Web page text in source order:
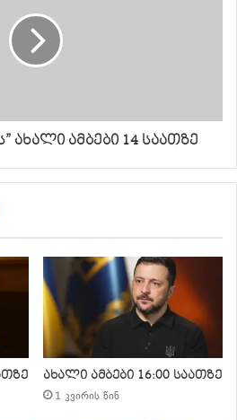
ახალი ამბები 14 საათზე
ახალი ამბები 16:00 საათზე
1 კვირის წინ